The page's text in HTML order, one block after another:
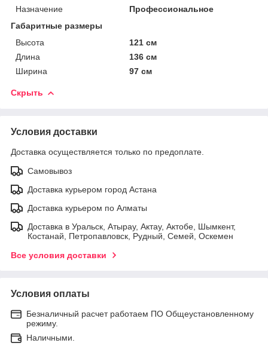
Назначение
Профессиональное
Габаритные размеры
Высота
121 см
Длина
136 см
Ширина
97 см
Скрыть
Условия доставки
Доставка осуществляется только по предоплате.
Самовывоз
Доставка курьером город Астана
Доставка курьером по Алматы
Доставка в Уральск, Атырау, Актау, Актобе, Шымкент,
Костанай, Петропавловск, Рудный, Семей, Оскемен
Все условия доставки
Условия оплаты
Безналичный расчет работаем ПО Общеустановленному
режиму.
Наличными.